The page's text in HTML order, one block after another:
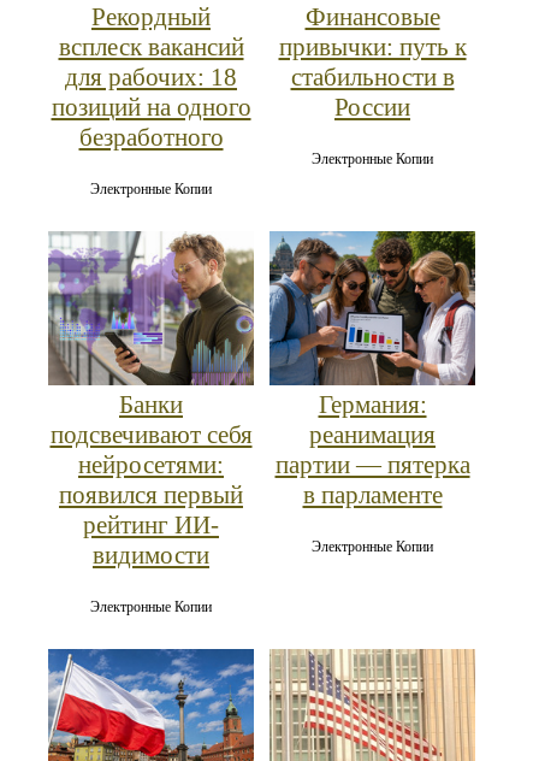
Рекордный
всплеск вакансий
для рабочих: 18
позиций на одного
безработного
Электронные Копии
Финансовые
привычки: путь к
стабильности в
России
Электронные Копии
Банки
подсвечивают себя
нейросетями:
появился первый
рейтинг ИИ-
видимости
Электронные Копии
Германия:
реанимация
партии — пятерка
в парламенте
Электронные Копии